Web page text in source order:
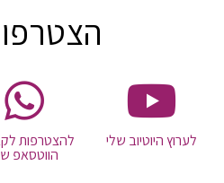
הצטרפו
לערוץ היוטיוב שלי להצטרפות
הווטסאפ